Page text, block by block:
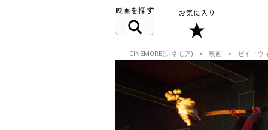
CINEMORE(シネモア) 映画 ゼイ・ウ